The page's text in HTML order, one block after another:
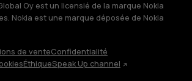
Oy est un licensié de la marque Nokia
Nokia est une marque déposée de Nokia
de venteConfidentialité
ÉthiqueSpeak Up channel